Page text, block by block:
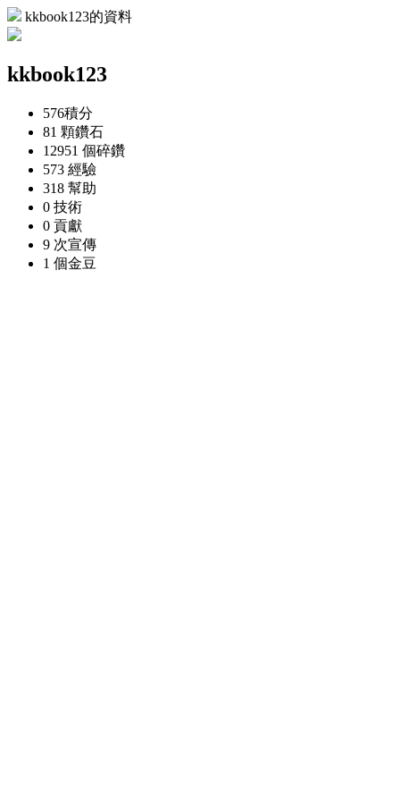
kkbook123的資料
kkbook123
576積分
81 顆鑽石
12951 個碎鑽
573 經驗
318 幫助
0 技術
0 貢獻
9 次宣傳
1 個金豆